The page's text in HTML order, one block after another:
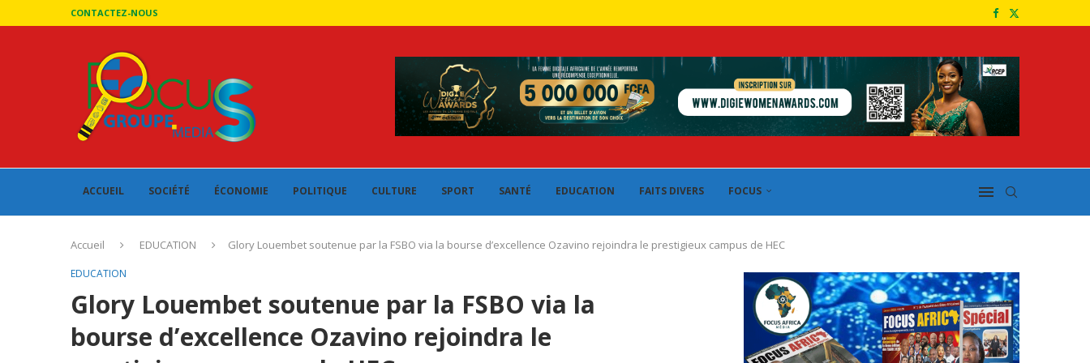
CONTACTEZ-NOUS
ACCUEIL SOCIÉTÉ ÉCONOMIE POLITIQUE CULTURE SPORT SANTÉ EDUCATION FAITS DIVERS FOCUS
Accueil EDUCATION Glory Louembet soutenue par la FSBO via la bourse d’excellence Ozavino rejoindra le prestigieux campus de HEC
EDUCATION
Glory Louembet soutenue par la FSBO via la
bourse d’excellence Ozavino rejoindra le